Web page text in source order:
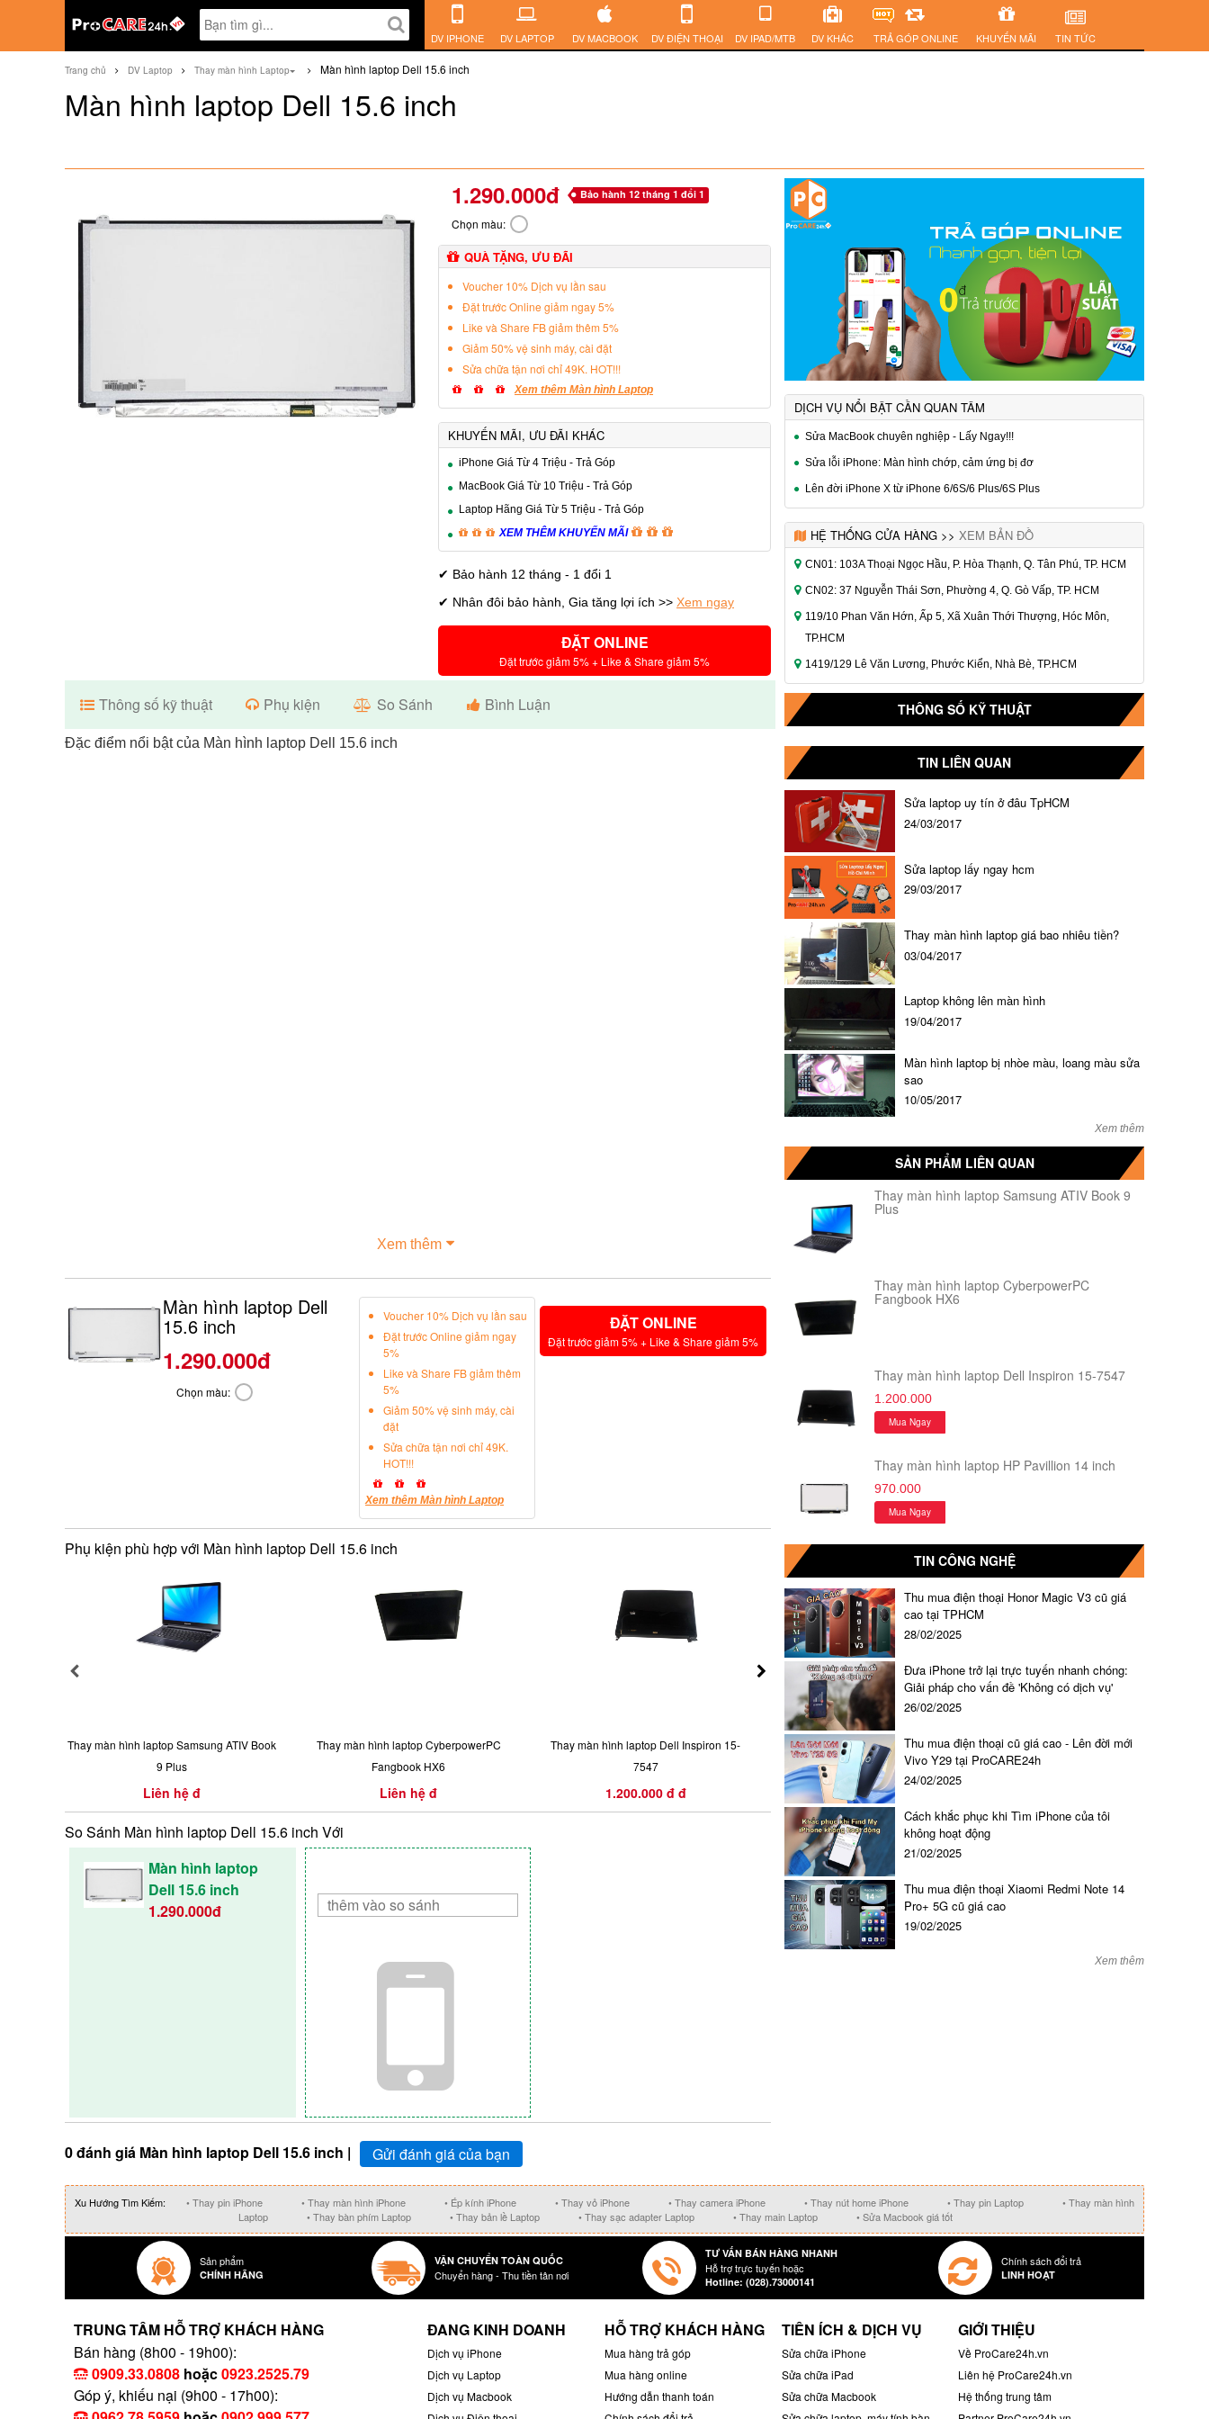
DV IPHONE DV LAPTOP DV MACBOOK DV ĐIỆN THOẠI DV IPAD/MTB DV KHÁC TRẢ GÓP ONLINE KHUYẾN MÃI TIN TỨC
Trang chủ DV Laptop Thay màn hình Laptop Màn hình laptop Dell 15.6 inch
Màn hình laptop Dell 15.6 inch
1.290.000đ Bảo hành 12 tháng 1 đổi 1
Chọn màu:
QUÀ TẶNG, ƯU ĐÃI
Voucher 10% Dịch vụ lần sau
Đặt trước Online giảm ngay 5%
Like và Share FB giảm thêm 5%
Giảm 50% vệ sinh máy, cài đặt
Sửa chữa tận nơi chỉ 49K. HOT!!!
Xem thêm Màn hình Laptop
KHUYẾN MÃI, ƯU ĐÃI KHÁC
iPhone Giá Từ 4 Triệu - Trả Góp
MacBook Giá Từ 10 Triệu - Trả Góp
Laptop Hãng Giá Từ 5 Triệu - Trả Góp
XEM THÊM KHUYẾN MÃI
✔ Bảo hành 12 tháng - 1 đổi 1
✔ Nhân đôi bảo hành, Gia tăng lợi ích >> Xem ngay
ĐẶT ONLINE
Đặt trước giảm 5% + Like & Share giảm 5%
Thông số kỹ thuật Phụ kiện So Sánh Bình Luận
Đặc điểm nổi bật của Màn hình laptop Dell 15.6 inch
Xem thêm
Màn hình laptop Dell
15.6 inch
1.290.000đ
Chọn màu:
Voucher 10% Dịch vụ lần sau
Đặt trước Online giảm ngay
5%
Like và Share FB giảm thêm
5%
Giảm 50% vệ sinh máy, cài
đặt
Sửa chữa tận nơi chỉ 49K.
HOT!!!
Xem thêm Màn hình Laptop
ĐẶT ONLINE
Đặt trước giảm 5% + Like & Share giảm 5%
Phụ kiện phù hợp với Màn hình laptop Dell 15.6 inch
Thay màn hình laptop Samsung ATIV Book
9 Plus
Liên hệ đ
Thay màn hình laptop CyberpowerPC
Fangbook HX6
Liên hệ đ
Thay màn hình laptop Dell Inspiron 15-
7547
1.200.000 đ đ
Thay màn hình laptop HP Pavillion 14 inch
970.000 đ đ
So Sánh Màn hình laptop Dell 15.6 inch Với
Màn hình laptop
Dell 15.6 inch
1.290.000đ
0 đánh giá Màn hình laptop Dell 15.6 inch | Gửi đánh giá của bạn
DỊCH VỤ NỔI BẬT CẦN QUAN TÂM
Sửa MacBook chuyên nghiệp - Lấy Ngay!!!
Sửa lỗi iPhone: Màn hình chớp, cảm ứng bị đơ
Lên đời iPhone X từ iPhone 6/6S/6 Plus/6S Plus
HỆ THỐNG CỬA HÀNG >> XEM BẢN ĐỒ
CN01: 103A Thoại Ngọc Hầu, P. Hòa Thạnh, Q. Tân Phú, TP. HCM
CN02: 37 Nguyễn Thái Sơn, Phường 4, Q. Gò Vấp, TP. HCM
119/10 Phan Văn Hớn, Ấp 5, Xã Xuân Thới Thượng, Hóc Môn,
TP.HCM
1419/129 Lê Văn Lương, Phước Kiển, Nhà Bè, TP.HCM
THÔNG SỐ KỸ THUẬT
TIN LIÊN QUAN
Sửa laptop uy tín ở đâu TpHCM
24/03/2017
Sửa laptop lấy ngay hcm
29/03/2017
Thay màn hình laptop giá bao nhiêu tiền?
03/04/2017
Laptop không lên màn hình
19/04/2017
Màn hình laptop bị nhòe màu, loang màu sửa
sao
10/05/2017
Xem thêm
SẢN PHẨM LIÊN QUAN
Thay màn hình laptop Samsung ATIV Book 9
Plus
Thay màn hình laptop CyberpowerPC
Fangbook HX6
Thay màn hình laptop Dell Inspiron 15-7547
1.200.000
Mua Ngay
Thay màn hình laptop HP Pavillion 14 inch
970.000
Mua Ngay
TIN CÔNG NGHỆ
Thu mua điện thoại Honor Magic V3 cũ giá
cao tại TPHCM
28/02/2025
Đưa iPhone trở lại trực tuyến nhanh chóng:
Giải pháp cho vấn đề 'Không có dịch vụ'
26/02/2025
Thu mua điện thoại cũ giá cao - Lên đời mới
Vivo Y29 tại ProCARE24h
24/02/2025
Cách khắc phục khi Tìm iPhone của tôi
không hoạt động
21/02/2025
Thu mua điện thoại Xiaomi Redmi Note 14
Pro+ 5G cũ giá cao
19/02/2025
Xem thêm
Xu Hướng Tìm Kiếm: • Thay pin iPhone • Thay màn hình iPhone • Ép kính iPhone • Thay vỏ iPhone • Thay camera iPhone • Thay nút home iPhone • Thay pin Laptop
• Thay màn hình
Laptop
• Thay bàn phím Laptop • Thay bản lề Laptop • Thay sạc adapter Laptop • Thay main Laptop • Sửa Macbook giá tốt
Sản phẩm
CHÍNH HÃNG
VẬN CHUYỂN TOÀN QUỐC
Chuyển hàng - Thu tiền tân nơi
TƯ VẤN BÁN HÀNG NHANH
Hỗ trợ trực tuyến hoặc
Hotline: (028).73000141
Chính sách đổi trả
LINH HOẠT
TRUNG TÂM HỖ TRỢ KHÁCH HÀNG
Bán hàng (8h00 - 19h00):
0909.33.0808 hoặc0923.2525.79
Góp ý, khiếu nại (9h00 - 17h00):
ĐANG KINH DOANH
Dịch vụ iPhone
Dịch vụ Laptop
Dịch vụ Macbook
HỖ TRỢ KHÁCH HÀNG
Mua hàng trả góp
Mua hàng online
Hướng dẫn thanh toán
TIÊN ÍCH & DỊCH VỤ
Sửa chữa iPhone
Sửa chữa iPad
Sửa chữa Macbook
GIỚI THIỆU
Về ProCare24h.vn
Liên hệ ProCare24h.vn
Hệ thống trung tâm